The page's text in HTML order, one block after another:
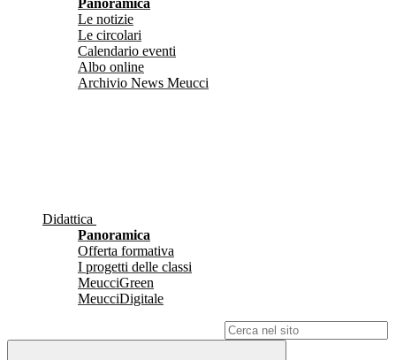
Panoramica
Le notizie
Le circolari
Calendario eventi
Albo online
Archivio News Meucci
Didattica
Panoramica
Offerta formativa
I progetti delle classi
MeucciGreen
MeucciDigitale